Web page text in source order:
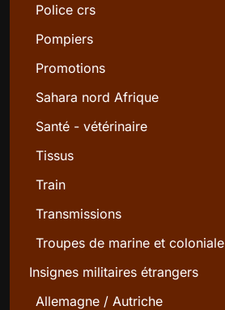
Police crs
Pompiers
Promotions
Sahara nord Afrique
Santé - vétérinaire
Tissus
Train
Transmissions
Troupes de marine et coloniale
Insignes militaires étrangers
Allemagne / Autriche